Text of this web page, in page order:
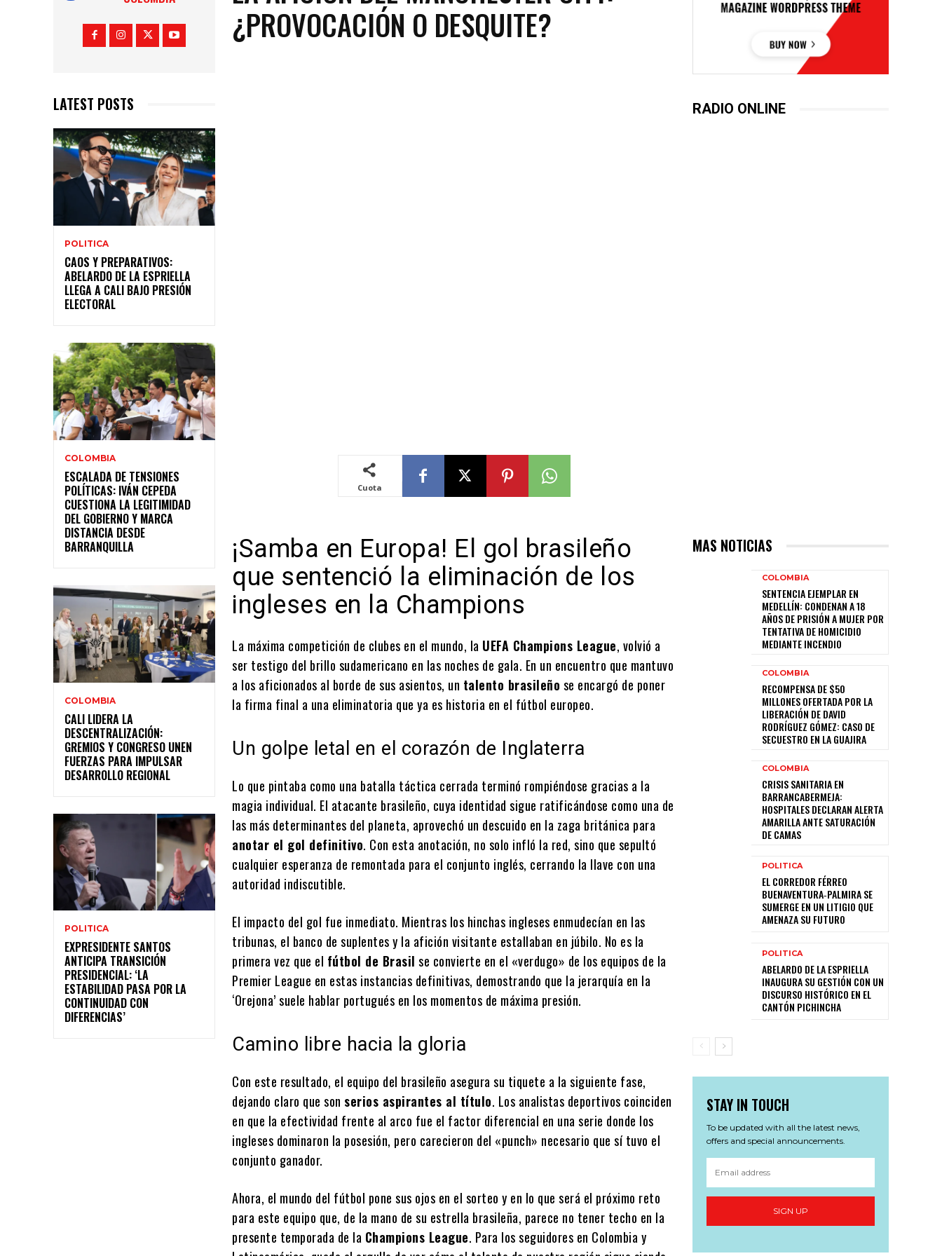
LATEST POSTS
POLITICA
CAOS Y PREPARATIVOS:
ABELARDO DE LA ESPRIELLA
LLEGA A CALI BAJO PRESIÓN
ELECTORAL
COLOMBIA
ESCALADA DE TENSIONES
POLÍTICAS: IVÁN CEPEDA
CUESTIONA LA LEGITIMIDAD
DEL GOBIERNO Y MARCA
DISTANCIA DESDE
BARRANQUILLA
COLOMBIA
CALI LIDERA LA
DESCENTRALIZACIÓN:
GREMIOS Y CONGRESO UNEN
FUERZAS PARA IMPULSAR
DESARROLLO REGIONAL
POLITICA
EXPRESIDENTE SANTOS
ANTICIPA TRANSICIÓN
PRESIDENCIAL: ‘LA
ESTABILIDAD PASA POR LA
CONTINUIDAD CON
DIFERENCIAS’
¿PROVOCACIÓN O DESQUITE?
Cuota
¡Samba en Europa! El gol brasileño
que sentenció la eliminación de los
ingleses en la Champions
La máxima competición de clubes en el mundo, la UEFA Champions League, volvió a
ser testigo del brillo sudamericano en las noches de gala. En un encuentro que mantuvo
a los aficionados al borde de sus asientos, un talento brasileño se encargó de poner
la firma final a una eliminatoria que ya es historia en el fútbol europeo.
Un golpe letal en el corazón de Inglaterra
Lo que pintaba como una batalla táctica cerrada terminó rompiéndose gracias a la
magia individual. El atacante brasileño, cuya identidad sigue ratificándose como una de
las más determinantes del planeta, aprovechó un descuido en la zaga británica para
anotar el gol definitivo. Con esta anotación, no solo infló la red, sino que sepultó
cualquier esperanza de remontada para el conjunto inglés, cerrando la llave con una
autoridad indiscutible.
El impacto del gol fue inmediato. Mientras los hinchas ingleses enmudecían en las
tribunas, el banco de suplentes y la afición visitante estallaban en júbilo. No es la
primera vez que el fútbol de Brasil se convierte en el «verdugo» de los equipos de la
Premier League en estas instancias definitivas, demostrando que la jerarquía en la
‘Orejona’ suele hablar portugués en los momentos de máxima presión.
Camino libre hacia la gloria
Con este resultado, el equipo del brasileño asegura su tiquete a la siguiente fase,
dejando claro que son serios aspirantes al título. Los analistas deportivos coinciden
en que la efectividad frente al arco fue el factor diferencial en una serie donde los
ingleses dominaron la posesión, pero carecieron del «punch» necesario que sí tuvo el
conjunto ganador.
Ahora, el mundo del fútbol pone sus ojos en el sorteo y en lo que será el próximo reto
para este equipo que, de la mano de su estrella brasileña, parece no tener techo en la
presente temporada de la Champions League. Para los seguidores en Colombia y
RADIO ONLINE
MAS NOTICIAS
COLOMBIA
SENTENCIA EJEMPLAR EN
MEDELLÍN: CONDENAN A 18
AÑOS DE PRISIÓN A MUJER POR
TENTATIVA DE HOMICIDIO
MEDIANTE INCENDIO
COLOMBIA
RECOMPENSA DE $50
MILLONES OFERTADA POR LA
LIBERACIÓN DE DAVID
RODRÍGUEZ GÓMEZ: CASO DE
SECUESTRO EN LA GUAJIRA
COLOMBIA
CRISIS SANITARIA EN
BARRANCABERMEJA:
HOSPITALES DECLARAN ALERTA
AMARILLA ANTE SATURACIÓN
DE CAMAS
POLITICA
EL CORREDOR FÉRREO
BUENAVENTURA‑PALMIRA SE
SUMERGE EN UN LITIGIO QUE
AMENAZA SU FUTURO
POLITICA
ABELARDO DE LA ESPRIELLA
INAUGURA SU GESTIÓN CON UN
DISCURSO HISTÓRICO EN EL
CANTÓN PICHINCHA
STAY IN TOUCH
To be updated with all the latest news,
offers and special announcements.
SIGN UP